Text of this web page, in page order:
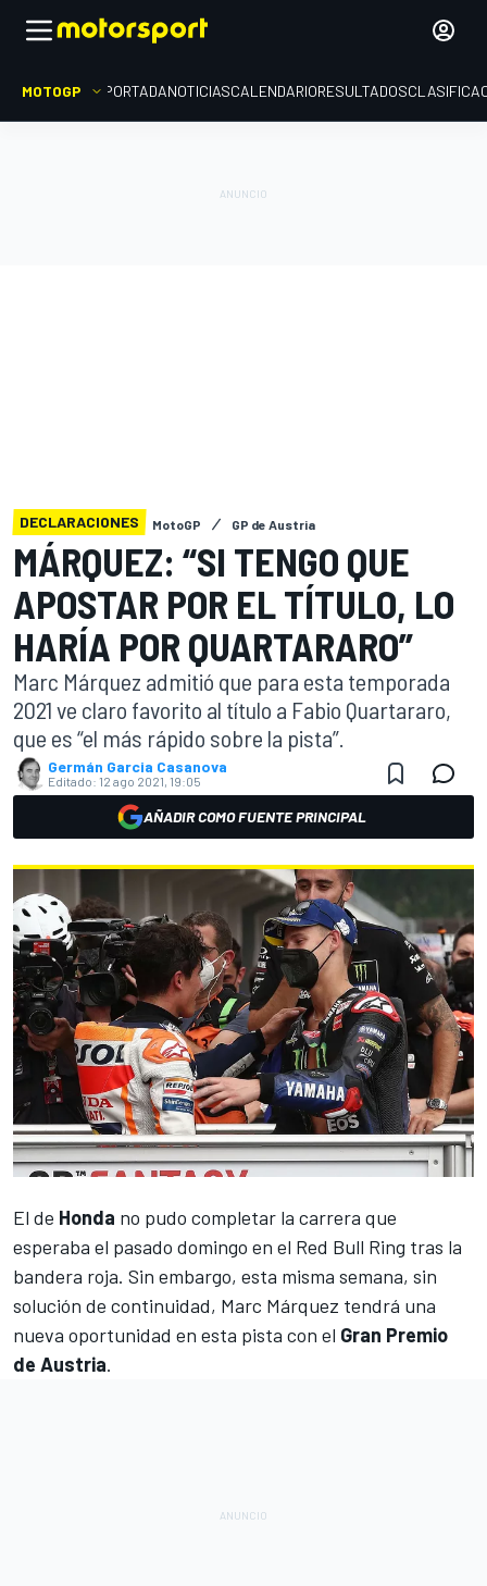
MOTOGP PORTADANOTICIASCALENDARIORESULTADOS
DECLARACIONES MotoGP GP de Austria
MÁRQUEZ: “SI TENGO QUE
APOSTAR POR EL TÍTULO, LO
HARÍA POR QUARTARARO”
Marc Márquez admitió que para esta temporada
2021 ve claro favorito al título a Fabio Quartararo,
que es “el más rápido sobre la pista”.
Germán Garcia Casanova
Editado: 12 ago 2021, 19:05
AÑADIR COMO FUENTE PRINCIPAL
El de Honda no pudo completar la carrera que
esperaba el pasado domingo en el Red Bull Ring tras la
bandera roja. Sin embargo, esta misma semana, sin
solución de continuidad, Marc Márquez tendrá una
nueva oportunidad en esta pista con el Gran Premio
de Austria.